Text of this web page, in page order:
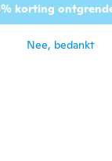
dem Bild und
jaar geleden
korting
Nee, bedankt